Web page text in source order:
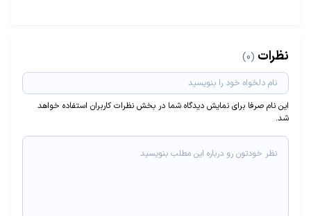
نظرات (0)
این نام صرفا برای نمایش دیدگاه شما در بخش نظرات کاربران استفاده خواهد
شد.